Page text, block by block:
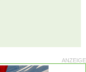
ANZEIGE